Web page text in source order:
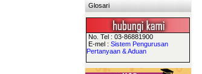
Glosari
No. Tel : 03-86881900
E-mel : Sistem Pengurusan
Pertanyaan & Aduan